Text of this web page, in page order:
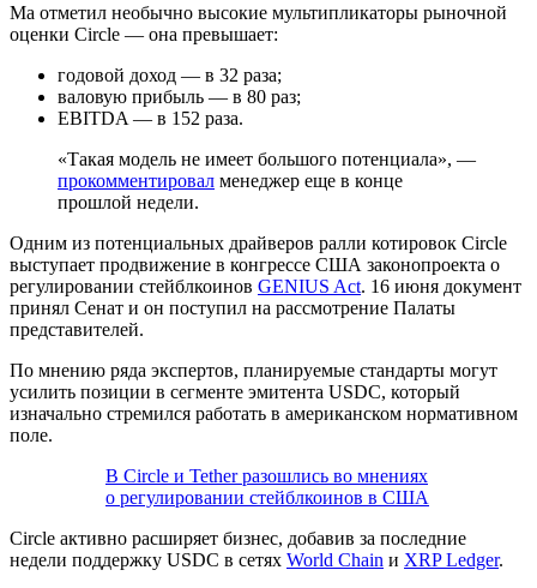
Ма отметил необычно высокие мультипликаторы рыночной
оценки Circle — она превышает:
годовой доход — в 32 раза;
валовую прибыль — в 80 раз;
EBITDA — в 152 раза.
«Такая модель не имеет большого потенциала», —
прокомментировал менеджер еще в конце
прошлой недели.
Одним из потенциальных драйверов ралли котировок Circle
выступает продвижение в конгрессе США законопроекта о
регулировании стейблкоинов GENIUS Act. 16 июня документ
принял Сенат и он поступил на рассмотрение Палаты
представителей.
По мнению ряда экспертов, планируемые стандарты могут
усилить позиции в сегменте эмитента USDC, который
изначально стремился работать в американском нормативном
поле.
В Circle и Tether разошлись во мнениях
о регулировании стейблкоинов в США
Circle активно расширяет бизнес, добавив за последние
недели поддержку USDC в сетях World Chain и XRP Ledger.